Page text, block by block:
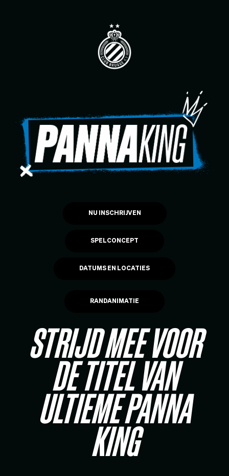
NU INSCHRIJVEN
SPELCONCEPT
DATUMS EN LOCATIES
RANDANIMATIE
STRIJD MEE VOOR
DE TITEL VAN
ULTIEME PANNA
KING